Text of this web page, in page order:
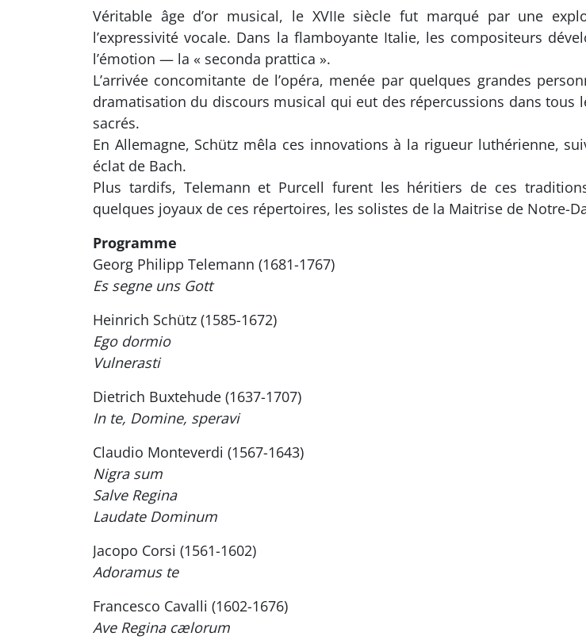
Véritable âge d’or musical, le XVIIe siècle fut marqué par une
l’expressivité vocale. Dans la flamboyante Italie, les compositeurs
l’émotion — la « seconda prattica ».
L’arrivée concomitante de l’opéra, menée par quelques grandes
dramatisation du discours musical qui eut des répercussions dans tous
sacrés.
En Allemagne, Schütz mêla ces innovations à la rigueur luthérienne,
éclat de Bach.
Plus tardifs, Telemann et Purcell furent les héritiers de ces
quelques joyaux de ces répertoires, les solistes de la Maitrise de Notre-
Programme
Georg Philipp Telemann (1681-1767)
Es segne uns Gott
Heinrich Schütz (1585-1672)
Ego dormio
Vulnerasti
Dietrich Buxtehude (1637-1707)
In te, Domine, speravi
Claudio Monteverdi (1567-1643)
Nigra sum
Salve Regina
Laudate Dominum
Jacopo Corsi (1561-1602)
Adoramus te
Francesco Cavalli (1602-1676)
Ave Regina cælorum